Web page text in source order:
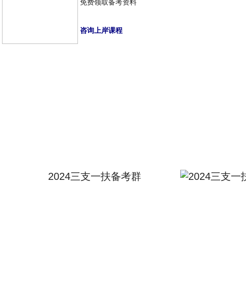
免费领取备考资料
咨询上岸课程
2024三支一扶备考群